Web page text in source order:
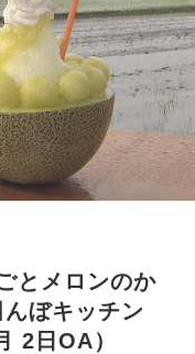
とメロンのか
ぼキッチン
2日OA）